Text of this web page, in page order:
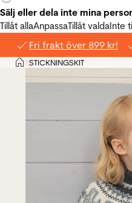
Sälj eller dela inte mina
Tillåt allaAnpassaTillåt valdaInte
Fri frakt över 899 kr!
Hem
>STICKNINGSKIT